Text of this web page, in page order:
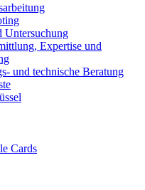
Untersuchung
Expertise und
und technische Beratung
Cards